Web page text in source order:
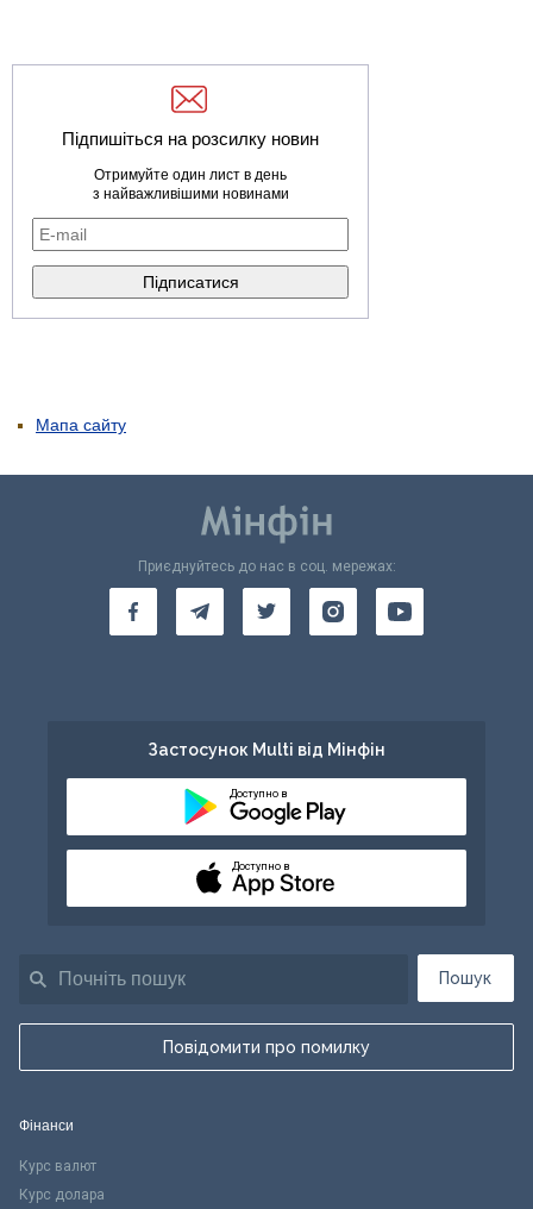
Підпишіться на розсилку новин
Отримуйте один лист в день
з найважливішими новинами
Мапа сайту
Пошук
Повідомити про помилку
Приєднуйтесь до нас в соц. мережах:
Застосунок Multi від Мінфін
Доступно в
Доступно в
Фінанси
Курс валют
Курс долара